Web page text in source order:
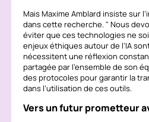
Mais Maxime Amblard insiste sur
dans cette recherche.
Nous
éviter que ces technologies ne
enjeux éthiques autour de l’IA
nécessitent une réflexion
partagée par l’ensemble de son
des protocoles pour garantir la
dans l’utilisation de ces outils.
Vers un futur prometteur